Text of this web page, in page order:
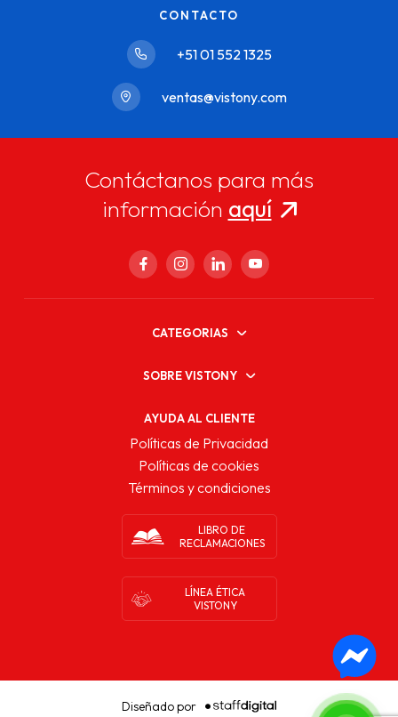
CONTACTO
+51 01 552 1325
ventas@vistony.com
Contáctanos para más
información aquí
CATEGORIAS
SOBRE VISTONY
AYUDA AL CLIENTE
Políticas de Privacidad
Políticas de cookies
Términos y condiciones
LIBRO DE
RECLAMACIONES
LÍNEA ÉTICA
VISTONY
Diseñado por